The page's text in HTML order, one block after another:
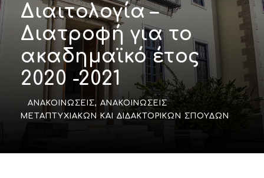
Διαιτολογία –
Διατροφή για το
ακαδημαϊκό έτος
2020 -2021
ΑΝΑΚΟΙΝΏΣΕΙΣ, ΑΝΑΚΟΙΝΏΣΕΙΣ
ΜΕΤΑΠΤΥΧΙΑΚΏΝ ΚΑΙ ΔΙΔΑΚΤΟΡΙΚΏΝ ΣΠΟΥΔΏΝ